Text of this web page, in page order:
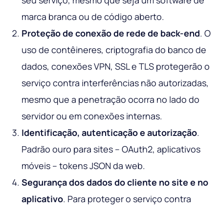
marca branca ou de código aberto.
Proteção de conexão de rede de back-end. O
uso de contêineres, criptografia do banco de
dados, conexões VPN, SSL e TLS protegerão o
serviço contra interferências não autorizadas,
mesmo que a penetração ocorra no lado do
servidor ou em conexões internas.
Identificação, autenticação e autorização.
Padrão ouro para sites – OAuth2, aplicativos
móveis – tokens JSON da web.
Segurança dos dados do cliente no site e no
aplicativo. Para proteger o serviço contra